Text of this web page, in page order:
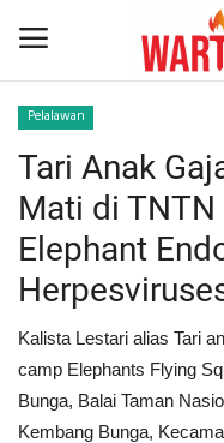
Home
NEWS
JAZIRAH RIAU
POLITIK
EKSBIS
Pelalawan
Tari Anak
Mati di
Elephant
Kalista Lestari alias Tari
camp Elephants Flying
Bunga, Balai Taman
Kembang Bunga,